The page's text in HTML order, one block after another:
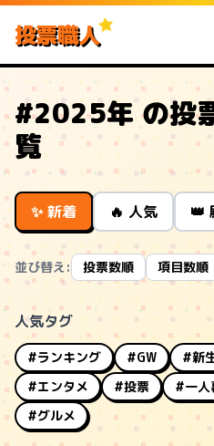
投票職人
#2025年 の投
覧
✨ 新着 🔥 人気 👑
並び替え: 投票数順 項目数順
人気タグ
#ランキング #GW #新
#エンタメ
#投票 #一人
#グルメ